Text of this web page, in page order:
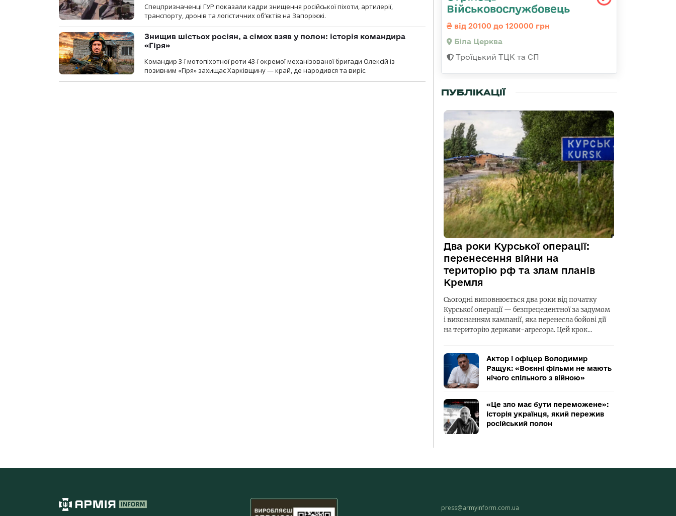
Спецпризначенці ГУР показали кадри знищення російської піхоти, артилерії,
транспорту, дронів та логістичних об’єктів на Запоріжжі.
Знищив шістьох росіян, а сімох взяв у полон: історія командира
«Гіря»
Командир 3-ї мотопіхотної роти 43-ї окремої механізованої бригади Олексій із
позивним «Гіря» захищає Харківщину — край, де народився та виріс.
Військовослужбовець
від 20100 до 120000 грн
Біла Церква
Троїцький ТЦК та СП
ПУБЛІКАЦІЇ
Два роки Курської операції:
перенесення війни на
територію рф та злам планів
Кремля
Сьогодні виповнюється два роки від початку
Курської операції — безпрецедентної за задумом
і виконанням кампанії, яка перенесла бойові дії
на територію держави-агресора. Цей крок…
Актор і офіцер Володимир
Ращук: «Воєнні фільми не мають
нічого спільного з війною»
«Це зло має бути переможене»:
історія українця, який пережив
російський полон
press@armyinform.com.ua